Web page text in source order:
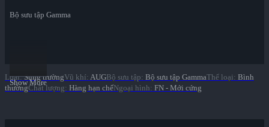
Bộ sưu tập Gamma
Show More
Loại: Súng trườngVũ khí: AUGBộ sưu tập: Bộ sưu tập GammaThể loại: Bình
thườngChất lượng: Hàng hạn chếNgoại hình: FN - Mới cứng